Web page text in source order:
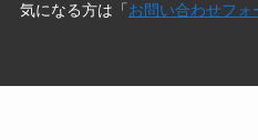
気になる方は「お問い合わせフォ